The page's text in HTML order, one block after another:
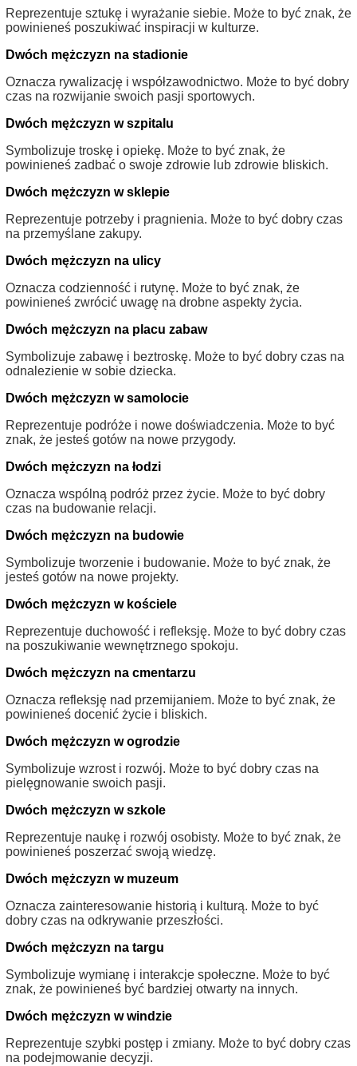
Reprezentuje sztukę i wyrażanie siebie. Może to być znak, że
powinieneś poszukiwać inspiracji w kulturze.
Dwóch mężczyzn na stadionie
Oznacza rywalizację i współzawodnictwo. Może to być dobry
czas na rozwijanie swoich pasji sportowych.
Dwóch mężczyzn w szpitalu
Symbolizuje troskę i opiekę. Może to być znak, że
powinieneś zadbać o swoje zdrowie lub zdrowie bliskich.
Dwóch mężczyzn w sklepie
Reprezentuje potrzeby i pragnienia. Może to być dobry czas
na przemyślane zakupy.
Dwóch mężczyzn na ulicy
Oznacza codzienność i rutynę. Może to być znak, że
powinieneś zwrócić uwagę na drobne aspekty życia.
Dwóch mężczyzn na placu zabaw
Symbolizuje zabawę i beztroskę. Może to być dobry czas na
odnalezienie w sobie dziecka.
Dwóch mężczyzn w samolocie
Reprezentuje podróże i nowe doświadczenia. Może to być
znak, że jesteś gotów na nowe przygody.
Dwóch mężczyzn na łodzi
Oznacza wspólną podróż przez życie. Może to być dobry
czas na budowanie relacji.
Dwóch mężczyzn na budowie
Symbolizuje tworzenie i budowanie. Może to być znak, że
jesteś gotów na nowe projekty.
Dwóch mężczyzn w kościele
Reprezentuje duchowość i refleksję. Może to być dobry czas
na poszukiwanie wewnętrznego spokoju.
Dwóch mężczyzn na cmentarzu
Oznacza refleksję nad przemijaniem. Może to być znak, że
powinieneś docenić życie i bliskich.
Dwóch mężczyzn w ogrodzie
Symbolizuje wzrost i rozwój. Może to być dobry czas na
pielęgnowanie swoich pasji.
Dwóch mężczyzn w szkole
Reprezentuje naukę i rozwój osobisty. Może to być znak, że
powinieneś poszerzać swoją wiedzę.
Dwóch mężczyzn w muzeum
Oznacza zainteresowanie historią i kulturą. Może to być
dobry czas na odkrywanie przeszłości.
Dwóch mężczyzn na targu
Symbolizuje wymianę i interakcje społeczne. Może to być
znak, że powinieneś być bardziej otwarty na innych.
Dwóch mężczyzn w windzie
Reprezentuje szybki postęp i zmiany. Może to być dobry czas
na podejmowanie decyzji.